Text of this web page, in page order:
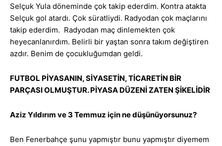
Selçuk Yula döneminde çok takip ederdim. Kontra atakta
Selçuk gol atardı. Çok süratliydi. Radyodan çok maçlarını
takip ederdim. Radyodan maç dinlemekten çok
heyecanlanırdım. Belirli bir yaştan sonra takım değiştiren
azdır. Benim de çocukluğumdan geldi.
FUTBOL PİYASANIN, SİYASETİN, TİCARETİN BİR
PARÇASI OLMUŞTUR. PİYASA DÜZENİ ZATEN ŞİKELİDİR
Aziz Yıldırım ve 3 Temmuz için ne düşünüyorsunuz?
Ben Fenerbahçe şunu yapmıştır bunu yapmıştır diyemem